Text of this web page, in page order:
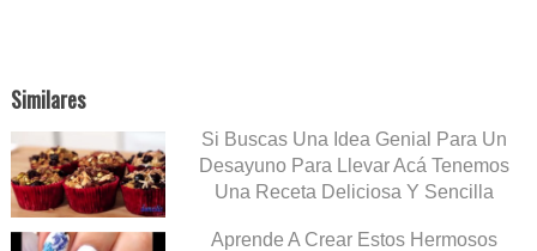
Similares
Si Buscas Una Idea Genial Para Un
Desayuno Para Llevar Acá Tenemos
Una Receta Deliciosa Y Sencilla
Aprende A Crear Estos Hermosos